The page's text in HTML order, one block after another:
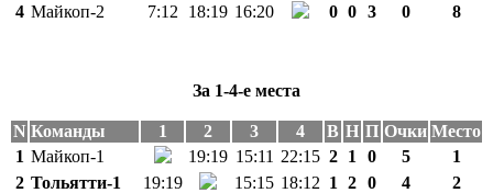
4 Майкоп-2 7:12 18:19 16:20 0 0 3 0 8
За 1-4-е места
N Команды 1 2 3 4 В Н П Очки Место
1 Майкоп-1 19:19 15:11 22:15 2 1 0 5
1
2 Тольятти-1 19:19 15:15 18:12 1 2 0 4 2